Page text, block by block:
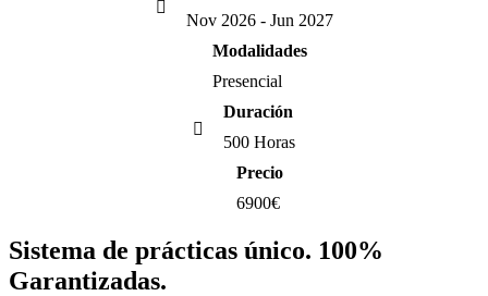
Nov 2026 - Jun 2027
Modalidades
Presencial
Duración
500 Horas
Precio
6900€
Sistema de prácticas único. 100%
Garantizadas.